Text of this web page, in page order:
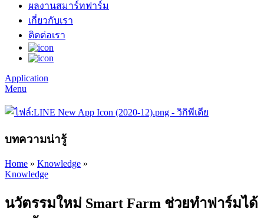
ผลงานสมาร์ทฟาร์ม
เกี่ยวกับเรา
ติดต่อเรา
Application
Menu
บทความน่ารู้
Home » Knowledge »
Knowledge
นวัตรรมใหม่ Smart Farm ช่วยทำฟาร์มได้